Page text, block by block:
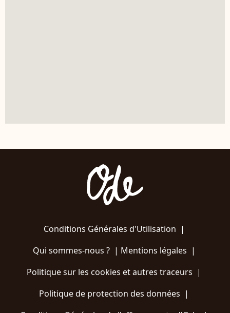
Conditions Générales d'Utilisation |
Qui sommes-nous ?| Mentions légales |
Politique sur les cookies et autres traceurs |
Politique de protection des données |